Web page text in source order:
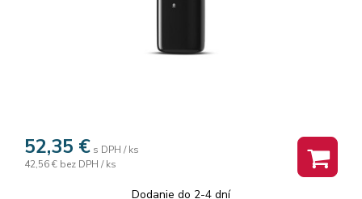
52,35 € s DPH / ks
42,56 € bez DPH / ks
Dodanie do 2-4 dní